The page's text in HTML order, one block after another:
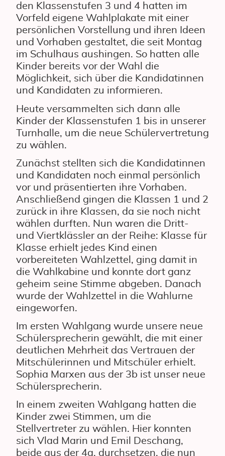
den Klassenstufen 3 und 4 hatten im
Vorfeld eigene Wahlplakate mit einer
persönlichen Vorstellung und ihren Ideen
und Vorhaben gestaltet, die seit Montag
im Schulhaus aushingen. So hatten alle
Kinder bereits vor der Wahl die
Möglichkeit, sich über die Kandidatinnen
und Kandidaten zu informieren.
Heute versammelten sich dann alle
Kinder der Klassenstufen 1 bis in unserer
Turnhalle, um die neue Schülervertretung
zu wählen.
Zunächst stellten sich die Kandidatinnen
und Kandidaten noch einmal persönlich
vor und präsentierten ihre Vorhaben.
Anschließend gingen die Klassen 1 und 2
zurück in ihre Klassen, da sie noch nicht
wählen durften. Nun waren die Dritt-
und Viertklässler an der Reihe: Klasse für
Klasse erhielt jedes Kind einen
vorbereiteten Wahlzettel, ging damit in
die Wahlkabine und konnte dort ganz
geheim seine Stimme abgeben. Danach
wurde der Wahlzettel in die Wahlurne
eingeworfen.
Im ersten Wahlgang wurde unsere neue
Schülersprecherin gewählt, die mit einer
deutlichen Mehrheit das Vertrauen der
Mitschülerinnen und Mitschüler erhielt.
Sophia Marxen aus der 3b ist unser neue
Schülersprecherin.
In einem zweiten Wahlgang hatten die
Kinder zwei Stimmen, um die
Stellvertreter zu wählen. Hier konnten
sich Vlad Marin und Emil Deschang,
beide aus der 4a, durchsetzen, die nun